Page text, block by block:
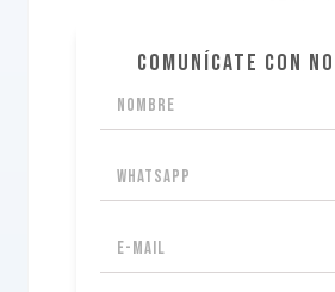
COMUNÍCATE CON